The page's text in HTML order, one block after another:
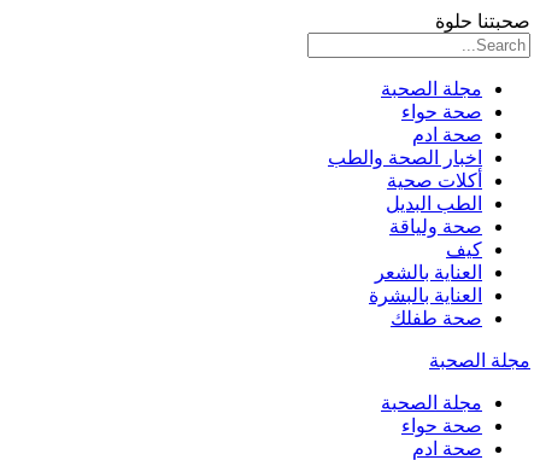
صحبتنا حلوة
مجلة الصحبة
صحة حواء
صحة ادم
اخبار الصحة والطب
أكلات صحية
الطب البديل
صحة ولياقة
كيف
العناية بالشعر
العناية بالبشرة
صحة طفلك
مجلة الصحبة
مجلة الصحبة
صحة حواء
صحة ادم